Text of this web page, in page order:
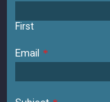
First
Email *